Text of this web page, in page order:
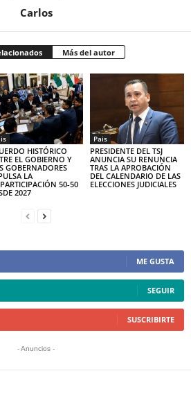
Carlos
Más del autor
HISTÓRICO
EL GOBIERNO Y
GOBERNADORES
LA
50-50
2027
Pais
PRESIDENTE DEL TSJ
ANUNCIA SU RENUNCIA
TRAS LA APROBACIÓN
DEL CALENDARIO DE LAS
ELECCIONES JUDICIALES
ME GUSTA
SEGUIR
SUSCRIBIRTE
- Anuncios -